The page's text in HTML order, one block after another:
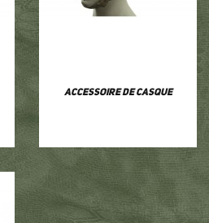
Accessoire de casque